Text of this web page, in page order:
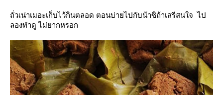
ถั่วเน่าเมอะเก็บไว้กินตลอด ตอนบ่ายไปกับน้าซิถ้าเสรีสนใจ ไป
ลองทำดู ไม่ยากหรอก